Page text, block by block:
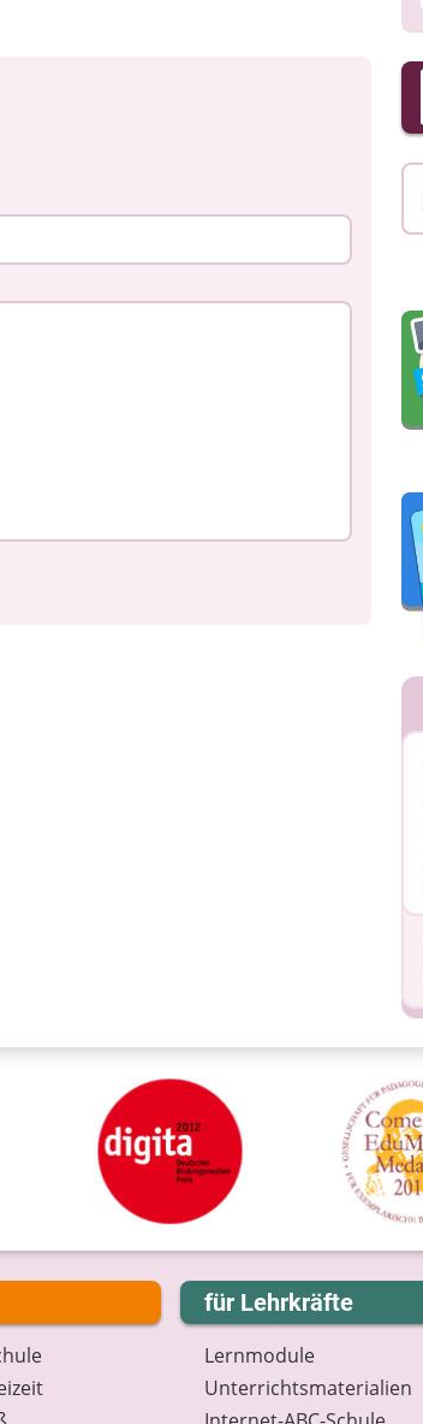
für Lehrkräfte
Lernmodule
Unterrichts­materialien